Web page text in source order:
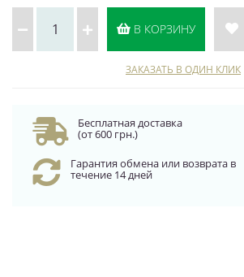
В КОРЗИНУ
ЗАКАЗАТЬ В ОДИН КЛИК
Бесплатная доставка
(от 600 грн.)
Гарантия обмена или возврата в
течение 14 дней